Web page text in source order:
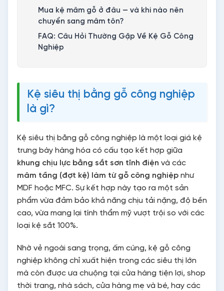
Mua kệ mâm gỗ ở đâu — và khi nào nên
chuyển sang mâm tôn?
FAQ: Câu Hỏi Thường Gặp Về Kệ Gỗ Công
Nghiệp
Kệ siêu thị bằng gỗ công nghiệp
là gì?
Kệ siêu thị bằng gỗ công nghiệp là một loại giá kệ
trưng bày hàng hóa có cấu tạo kết hợp giữa
khung chịu lực bằng sắt sơn tĩnh điện và các
mâm tầng (đợt kệ) làm từ gỗ công nghiệp như
MDF hoặc MFC. Sự kết hợp này tạo ra một sản
phẩm vừa đảm bảo khả năng chịu tải nặng, độ bền
cao, vừa mang lại tính thẩm mỹ vượt trội so với các
loại kệ sắt 100%.
Nhờ vẻ ngoài sang trọng, ấm cúng, kệ gỗ công
nghiệp không chỉ xuất hiện trong các siêu thị lớn
mà còn được ưa chuộng tại cửa hàng tiện lợi, shop
thời trang, nhà sách, cửa hàng mẹ và bé, hay các